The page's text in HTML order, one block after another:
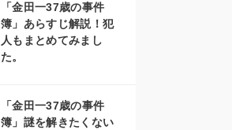
「金田一37歳の事件
簿」あらすじ解説！犯
人もまとめてみまし
た。
「金田一37歳の事件
簿」謎を解きたくない